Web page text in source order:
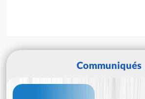
Communiqués